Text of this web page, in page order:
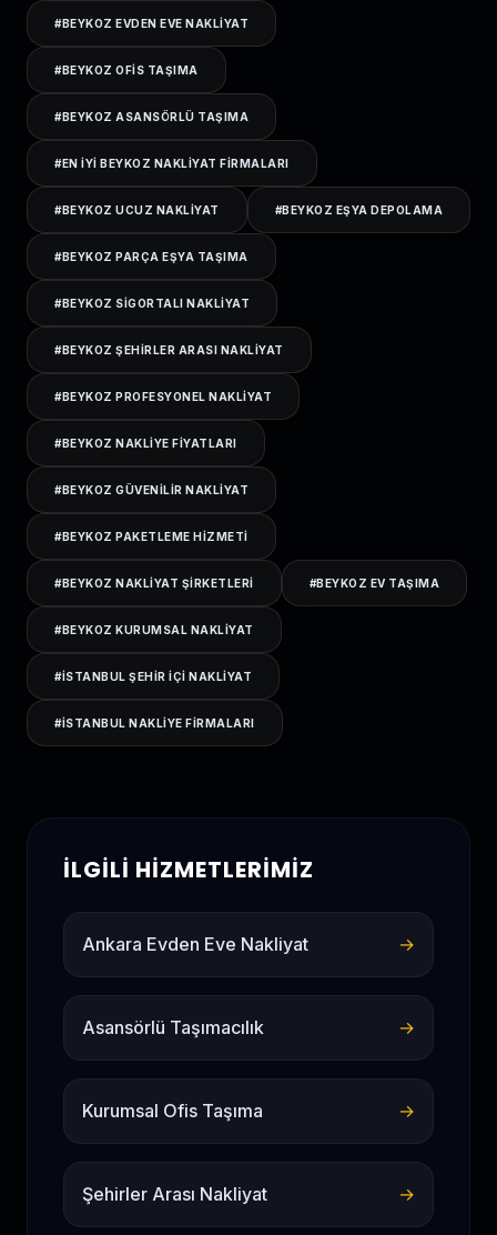
#BEYKOZ EVDEN EVE NAKLIYAT
#BEYKOZ OFIS TAŞIMA
#BEYKOZ ASANSÖRLÜ TAŞIMA
#EN IYI BEYKOZ NAKLIYAT FIRMALARI
#BEYKOZ UCUZ NAKLIYAT #BEYKOZ EŞYA DEPOLAMA
#BEYKOZ PARÇA EŞYA TAŞIMA
#BEYKOZ SIGORTALI NAKLIYAT
#BEYKOZ ŞEHIRLER ARASI NAKLIYAT
#BEYKOZ PROFESYONEL NAKLIYAT
#BEYKOZ NAKLIYE FIYATLARI
#BEYKOZ GÜVENILIR NAKLIYAT
#BEYKOZ PAKETLEME HIZMETI
#BEYKOZ NAKLIYAT ŞIRKETLERI #BEYKOZ EV TAŞIMA
#BEYKOZ KURUMSAL NAKLIYAT
#ISTANBUL ŞEHIR IÇI NAKLIYAT
#ISTANBUL NAKLIYE FIRMALARI
İLGILI HIZMETLERIMIZ
Ankara Evden Eve Nakliyat →
Asansörlü Taşımacılık →
Kurumsal Ofis Taşıma →
Şehirler Arası Nakliyat →